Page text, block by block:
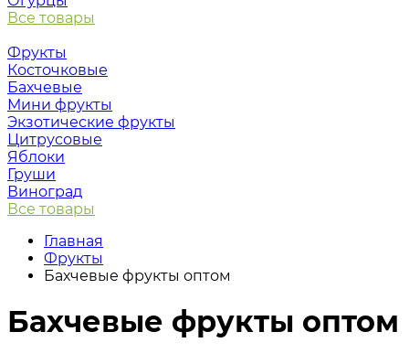
Все товары
Фрукты
Косточковые
Бахчевые
Мини фрукты
Экзотические фрукты
Цитрусовые
Яблоки
Груши
Виноград
Все товары
Главная
Фрукты
Бахчевые фрукты оптом
Бахчевые фрукты оптом